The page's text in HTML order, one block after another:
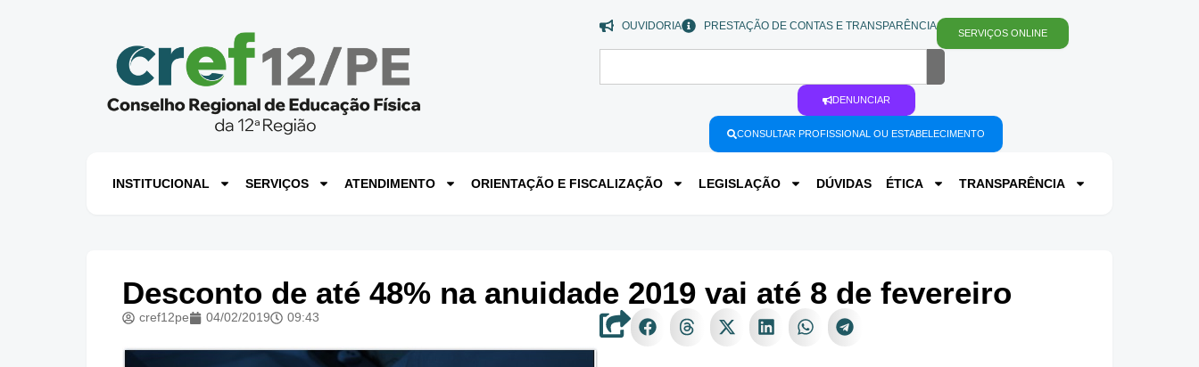
OUVIDORIA PRESTAÇÃO DE CONTAS E TRANSPARÊNCIA
SERVIÇOS ONLINE
DENUNCIAR
CONSULTAR PROFISSIONAL OU ESTABELECIMENTO
INSTITUCIONAL SERVIÇOS ATENDIMENTO ORIENTAÇÃO E FISCALIZAÇÃO LEGISLAÇÃO DÚVIDAS ÉTICA TRANSPARÊNCIA
Desconto de até 48% na anuidade 2019 vai até 8 de fevereiro
cref12pe 04/02/2019 09:43